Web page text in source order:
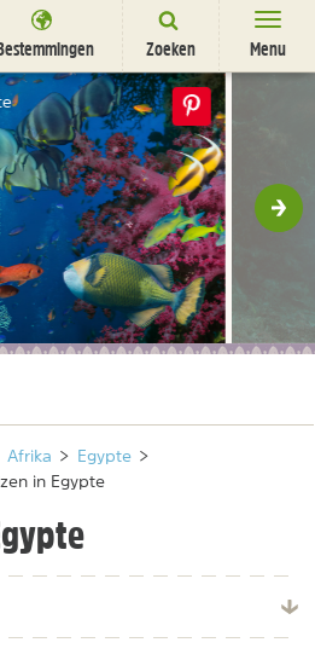
Zoeken Menu
Afrika > Egypte >
in Egypte